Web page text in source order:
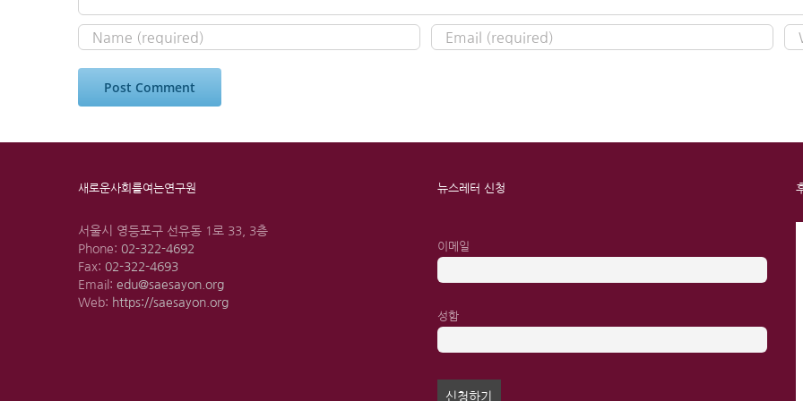
새로운사회를여는연구원
서울시 영등포구 선유동 1로 33, 3층
Phone: 02-322-4692
Fax: 02-322-4693
Email: edu@saesayon.org
Web: https://saesayon.org
뉴스레터 신청
이메일
성함